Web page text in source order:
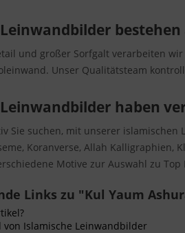
und großer Sorfgalt verarbeiten
Unser Qualitätsteam
haben
Sie suchen, mit unserer
Koranverse, Allah Kalligraphien,
Motive zur Auswahl zu Top
Links zu "Kul Yaum
von Islamische Leinwandbilder